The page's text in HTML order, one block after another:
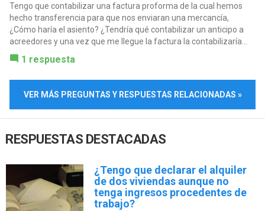
Tengo que contabilizar una factura proforma de la cual hemos
hecho transferencia para que nos enviaran una mercancía,
¿Cómo haría el asiento? ¿Tendría qué contabilizar un anticipo a
acreedores y una vez que me llegue la factura la contabilizaría...
1 respuesta
VER MÁS PREGUNTAS Y RESPUESTAS RELACIONADAS »
RESPUESTAS DESTACADAS
¿Tengo que declarar el alquiler
de dos viviendas aunque no
tenga ingresos procedentes de
trabajo?